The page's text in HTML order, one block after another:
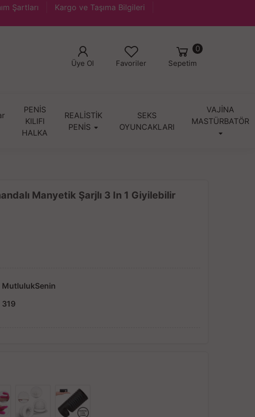
Şartları
Kargo ve Taşıma Bilgileri
Sepetim
0
Favoriler
Üye Ol
PENİS
KILIFI
HALKA
REALİSTİK
PENİS
SEKS
OYUNCAKLARI
VAJİNA
MASTÜRBATÖR
Manyetik Şarjlı 3 In 1 Giyilebilir
MutlulukSenin
319